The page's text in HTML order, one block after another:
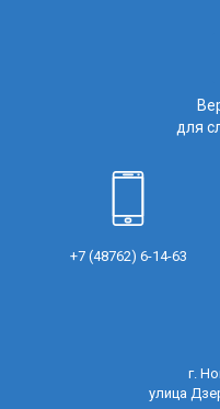
для
+7 (48762) 6-14-63
г.
улица